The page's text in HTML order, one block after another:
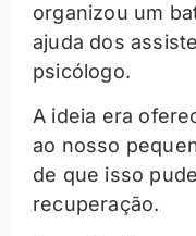
organizou um
ajuda dos
psicólogo.
A ideia era
ao nosso
de que isso
recuperação.